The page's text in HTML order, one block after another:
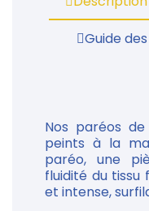
Guide
Nos paréos
peints à la
paréo, une
fluidité du tissu
et intense,